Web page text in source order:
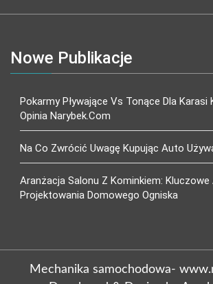
Nowe Publikacje
Pokarmy Pływające Vs Tonące Dla Karasi
Opinia Narybek.com
Na Co Zwrócić Uwagę Kupując Auto
Aranżacja Salonu Z Kominkiem:
Projektowania Domowego Ogniska
Mechanika samochodowa-